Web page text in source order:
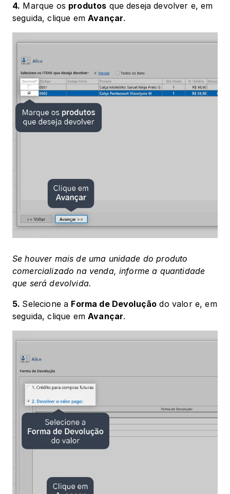
4. Marque os produtos que deseja devolver e, em
seguida, clique em Avançar.
Se houver mais de uma unidade do produto
comercializado na venda, informe a quantidade
que será devolvida.
5. Selecione a Forma de Devolução do valor e, em
seguida, clique em Avançar.